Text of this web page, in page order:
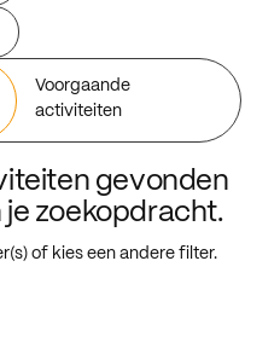
Voorgaande
activiteiten
gevonden
je zoekopdracht.
of kies een andere filter.